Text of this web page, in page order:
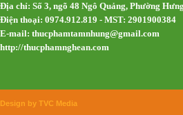
Địa chỉ: Số 3, ngõ 48 Ngô Quảng, Phường
Điện thoại: 0974.912.819 - MST: 2901900384
E-mail: thucphamtamnhung@gmail.com
http://thucphamnghean.com
Design by TVC Media